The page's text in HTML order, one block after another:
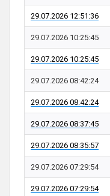
29.07.2026 12:51:36
29.07.2026 10:25:45
29.07.2026 10:25:45
29.07.2026 08:42:24
29.07.2026 08:42:24
29.07.2026 08:37:45
29.07.2026 08:35:57
29.07.2026 07:29:54
29.07.2026 07:29:54